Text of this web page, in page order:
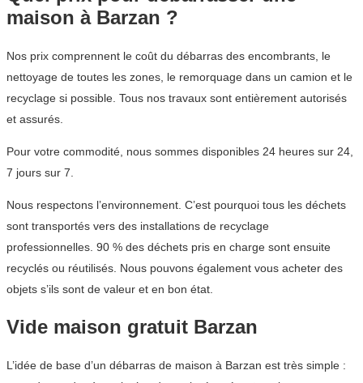
maison à Barzan ?
Nos prix comprennent le coût du débarras des encombrants, le
nettoyage de toutes les zones, le remorquage dans un camion et le
recyclage si possible. Tous nos travaux sont entièrement autorisés
et assurés.
Pour votre commodité, nous sommes disponibles 24 heures sur 24,
7 jours sur 7.
Nous respectons l’environnement. C’est pourquoi tous les déchets
sont transportés vers des installations de recyclage
professionnelles. 90 % des déchets pris en charge sont ensuite
recyclés ou réutilisés. Nous pouvons également vous acheter des
objets s’ils sont de valeur et en bon état.
Vide maison gratuit Barzan
L’idée de base d’un débarras de maison à Barzan est très simple :